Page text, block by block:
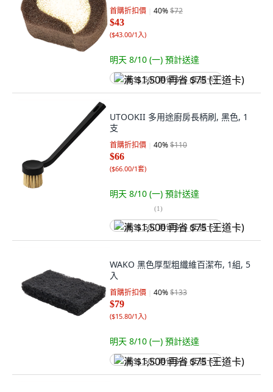
首購折扣價 40%$72
$43
($43.00/1入)
明天 8/10 (一) 預計送達
满 $1,500 再省 $75 (王道卡)
UTOOKII 多用途廚房長柄刷, 黑色, 1
支
首購折扣價 40%$110
$66
($66.00/1套)
明天 8/10 (一) 預計送達
(1)
满 $1,500 再省 $75 (王道卡)
WAKO 黑色厚型粗纖維百潔布, 1組, 5
入
首購折扣價 40%$133
$79
($15.80/1入)
明天 8/10 (一) 預計送達
满 $1,500 再省 $75 (王道卡)